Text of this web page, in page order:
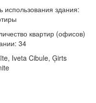
использования здания:
квартир (офисов)
34
Iveta Cibule, Ģirts